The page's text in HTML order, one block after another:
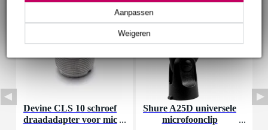
Weigeren
Aanpassen
Devine CLS 10 schroef
draadadapter voor mic
Shure A25D universele
microfoonclip